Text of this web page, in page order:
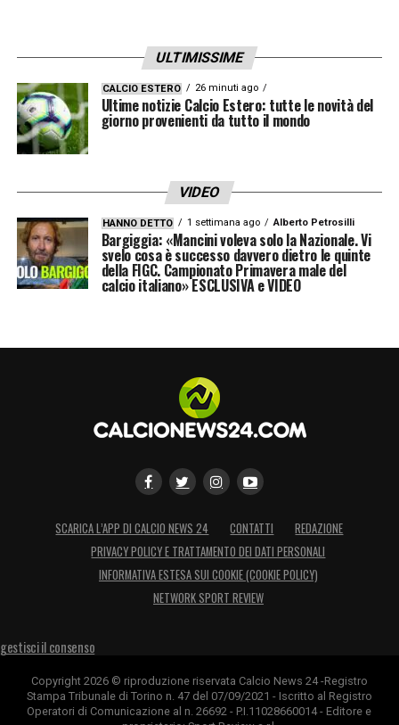
perdere la vista dopo un incidente con i
fuochi d’artificio.
Ore 12.30 –Ufficializzate le designazioni
arbitrali per la quindicesima giornata
LA PLAYLIST DELLE NOSTRE TOP NEWS
ULTIMISSIME
CALCIO ESTERO 26 minuti ago
Ultime notizie Calcio Estero: tutte le novità del
giorno provenienti da tutto il mondo
VIDEO
HANNO DETTO 1 settimana ago Alberto Petrosilli
Bargiggia: «Mancini voleva solo la Nazionale. Vi
svelo cosa è successo davvero dietro le quinte
della FIGC. Campionato Primavera male del
calcio italiano» ESCLUSIVA e VIDEO
SCARICA L’APP DI CALCIO NEWS 24 CONTATTI
REDAZIONE
PRIVACY POLICY E TRATTAMENTO DEI DATI PERSONALI
INFORMATIVA ESTESA SUI COOKIE (COOKIE POLICY)
NETWORK SPORT REVIEW
gestisci il consenso
Copyright 2026 © riproduzione riservata Calcio News 24 -Registro
Stampa Tribunale di Torino n. 47 del 07/09/2021 - Iscritto al Registro
Operatori di Comunicazione al n. 26692 - P.I.11028660014 - Editore e